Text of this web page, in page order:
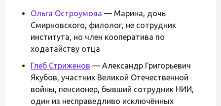
Ольга Остроумова — Марина, дочь
Смирновского, филолог, не сотрудник
института, но член кооператива по
ходатайству отца
Глеб Стриженов — Александр Григорьевич
Якубов, участник Великой Отечественной
войны, пенсионер, бывший сотрудник НИИ,
один из несправедливо исключённых